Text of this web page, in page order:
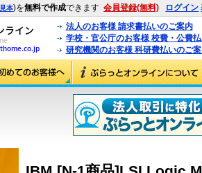
見本)を無料で作成できます 会員登録(無料) ログイン
法人のお客様 請求書払いのご案内
学校・官公庁のお客様 校費・公費
研究機関のお客様 科研費払いのご